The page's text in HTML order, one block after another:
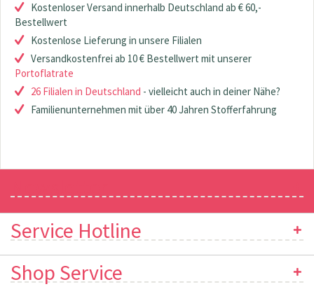
Kostenloser Versand innerhalb Deutschland ab € 60,-
Bestellwert
Kostenlose Lieferung in unsere Filialen
Versandkostenfrei ab 10 € Bestellwert mit unserer
Portoflatrate
26 Filialen in Deutschland - vielleicht auch in deiner Nähe?
Familienunternehmen mit über 40 Jahren Stofferfahrung
Service Hotline
Shop Service